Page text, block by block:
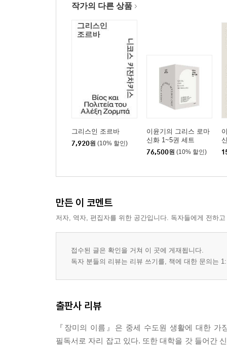
작가의 다른 상품
그리스인 조르바
7,920원 (10% 할인)
이윤기의 그리스 로마
신화 1~5권 세트
76,500원 (10% 할인)
만든 이 코멘트
저자, 역자, 편집자를 위한 공간입니다. 독자들에게 전하
접수된 글은 확인을 거쳐 이 곳에 게재됩니다.
독자 분들의 리뷰는 리뷰 쓰기를, 책에 대한 문의는
출판사 리뷰
『장미의 이름』은 중세 수도원 생활에 대한 가
필독서로 자리 잡고 있다. 또한 대학을 갓 들어간